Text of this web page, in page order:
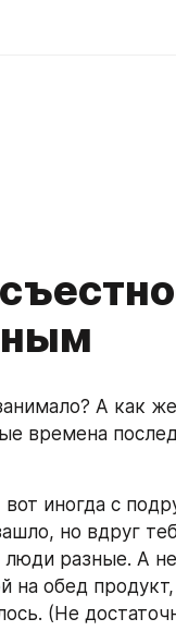
А как же
времена
иногда с
но вдруг
люди разные. А
на обед
(Не